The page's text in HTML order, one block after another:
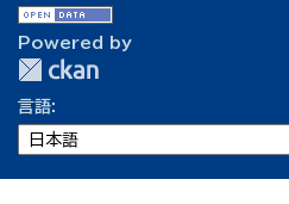
Powered by
言語